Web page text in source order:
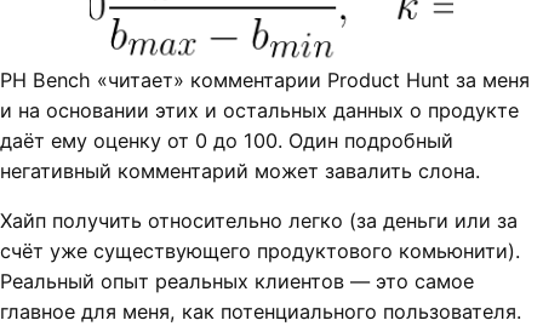
PH Bench «читает» комментарии Product Hunt за меня
и на основании этих и остальных данных о продукте
даёт ему оценку от 0 до 100. Один подробный
негативный комментарий может завалить слона.
Хайп получить относительно легко (за деньги или за
счёт уже существующего продуктового комьюнити).
Реальный опыт реальных клиентов — это самое
главное для меня, как потенциального пользователя.